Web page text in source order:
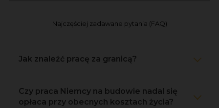
Najczęściej zadawane pytania (FAQ)
Jak znaleźć pracę za granicą?
Czy praca Niemcy na budowie nadal się
opłaca przy obecnych kosztach życia?